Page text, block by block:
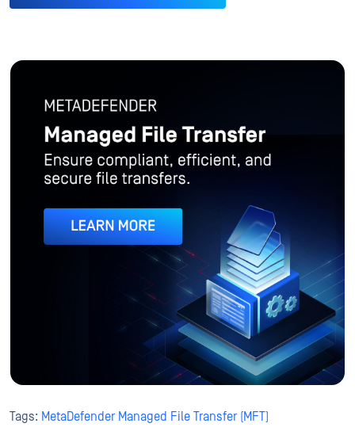
METADEFENDER
Đảm bảo việc truyền tệp tin tuân thủ, hiệu quả và an toàn.
Tìm Hiểu Thêm
Tags: MetaDefender Managed File Transfer (MFT)